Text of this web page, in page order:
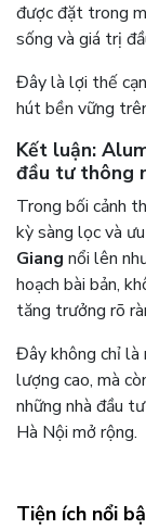
được đặt trong
sống và giá trị
Đây là lợi thế
hút bền vững
Kết luận:
đầu tư thông
Trong bối cảnh
kỳ sàng lọc và
Giang nổi lên
hoạch bài bản,
tăng trưởng rõ
Đây không chỉ là
lượng cao, mà
những nhà đầu
Hà Nội mở rộng.
Tiện ích nổi